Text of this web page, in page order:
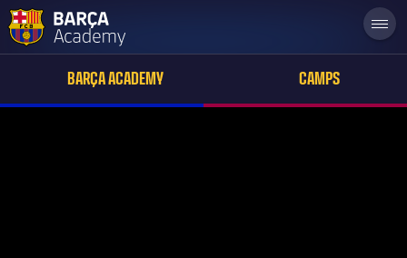
label.aria.academylogo
BARÇA ACADEMY CAMPS